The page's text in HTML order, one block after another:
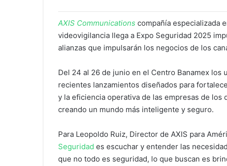
AXIS Communications compañía especializada
videovigilancia llega a Expo Seguridad 2025
alianzas que impulsarán los negocios de los
Del 24 al 26 de junio en el Centro Banamex los
recientes lanzamientos diseñados para
y la eficiencia operativa de las empresas de
creando un mundo más inteligente y seguro.
Para Leopoldo Ruiz, Director de AXIS para
Seguridad es escuchar y entender las
que no todo es seguridad, lo que buscan es